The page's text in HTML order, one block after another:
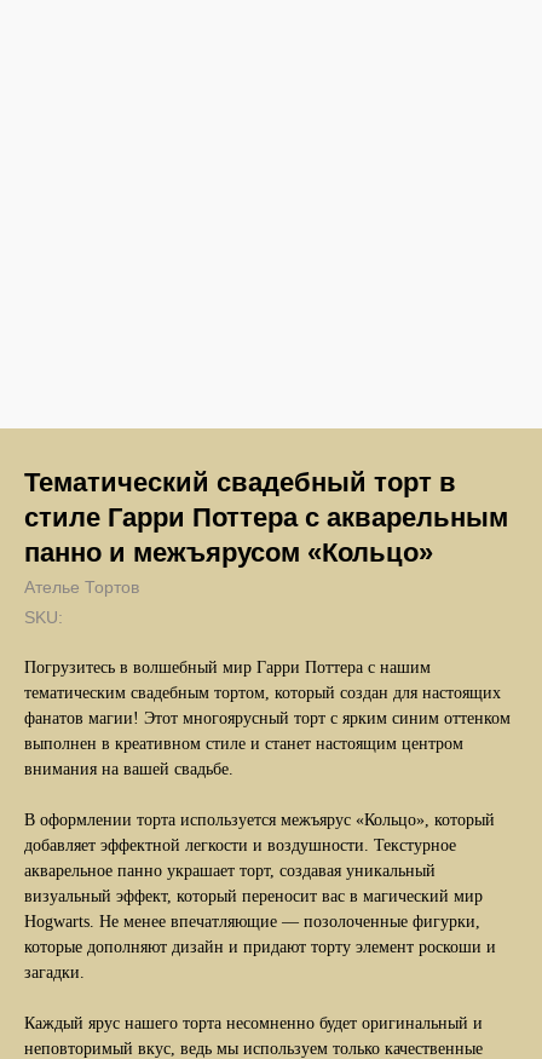
Тематический свадебный торт в
стиле Гарри Поттера с акварельным
панно и межъярусом «Кольцо»
Ателье Тортов
SKU:
Погрузитесь в волшебный мир Гарри Поттера с нашим
тематическим свадебным тортом, который создан для настоящих
фанатов магии! Этот многоярусный торт с ярким синим оттенком
выполнен в креативном стиле и станет настоящим центром
внимания на вашей свадьбе.
В оформлении торта используется межъярус «Кольцо», который
добавляет эффектной легкости и воздушности. Текстурное
акварельное панно украшает торт, создавая уникальный
визуальный эффект, который переносит вас в магический мир
Hogwarts. Не менее впечатляющие — позолоченные фигурки,
которые дополняют дизайн и придают торту элемент роскоши и
загадки.
Каждый ярус нашего торта несомненно будет оригинальный и
неповторимый вкус, ведь мы используем только качественные